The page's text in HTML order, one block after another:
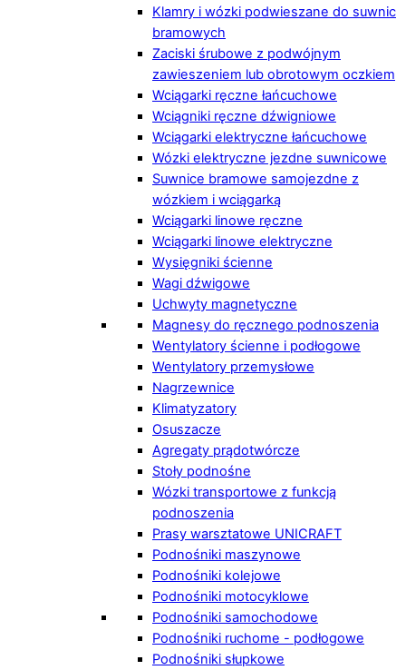
Klamry i wózki podwieszane do suwnic
bramowych
Zaciski śrubowe z podwójnym
zawieszeniem lub obrotowym oczkiem
Wciągarki ręczne łańcuchowe
Wciągniki ręczne dźwigniowe
Wciągarki elektryczne łańcuchowe
Wózki elektryczne jezdne suwnicowe
Suwnice bramowe samojezdne z
wózkiem i wciągarką
Wciągarki linowe ręczne
Wciągarki linowe elektryczne
Wysięgniki ścienne
Wagi dźwigowe
Uchwyty magnetyczne
Magnesy do ręcznego podnoszenia
Wentylatory ścienne i podłogowe
Wentylatory przemysłowe
Nagrzewnice
Klimatyzatory
Osuszacze
Agregaty prądotwórcze
Stoły podnośne
Wózki transportowe z funkcją
podnoszenia
Prasy warsztatowe UNICRAFT
Podnośniki maszynowe
Podnośniki kolejowe
Podnośniki motocyklowe
Podnośniki samochodowe
Podnośniki ruchome - podłogowe
Podnośniki słupkowe